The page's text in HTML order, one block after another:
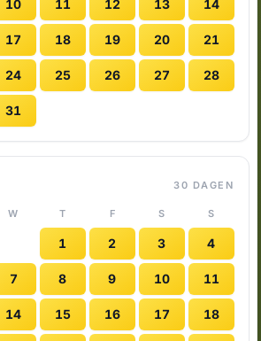
10 11 12 13 14
17 18 19 20 21
24 25 26 27 28
31
30 DAGEN
W T F S S
1 2 3 4
7 8 9 10 11
14 15 16 17 18